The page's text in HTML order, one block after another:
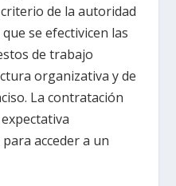
de la autoridad
se efectivicen las
de trabajo
organizativa y de
La contratación
acceder a un